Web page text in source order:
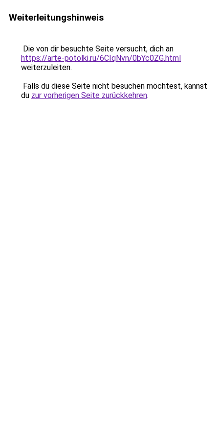
Weiterleitungshinweis
Die von dir besuchte Seite versucht, dich an
https://arte-potolki.ru/6CIqNvn/0bYc0ZG.html
weiterzuleiten.
Falls du diese Seite nicht besuchen möchtest, kannst
du zur vorherigen Seite zurückkehren.